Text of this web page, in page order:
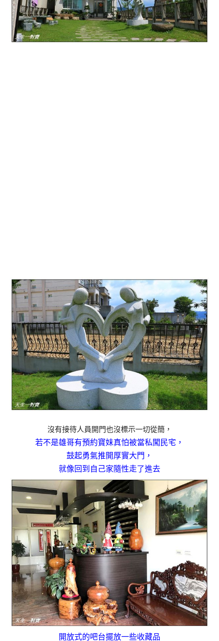
沒有接待人員開門也沒標示一切從簡，
若不是雄哥有預約寶妹真怕被當私闖民宅，
鼓起勇氣推開厚實大門，
就像回到自己家隨性走了進去
開放式的吧台擺放一些收藏品